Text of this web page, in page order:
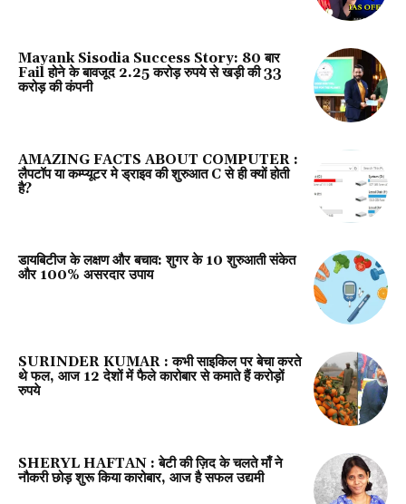
Mayank Sisodia Success Story: 80 बार
Fail होने के बावजूद 2.25 करोड़ रुपये से खड़ी की ₹33
करोड़ की कंपनी
AMAZING FACTS ABOUT COMPUTER :
लैपटॉप या कम्‍प्‍यूटर मे ड्राइव की शुरुआत C से ही क्‍यों होती
है?
डायबिटीज के लक्षण और बचाव: शुगर के 10 शुरुआती संकेत
और 100% असरदार उपाय
SURINDER KUMAR : कभी साइकिल पर बेचा करते
थे फल, आज 12 देशों में फैले कारोबार से कमाते हैं करोड़ों
रुपये
SHERYL HAFTAN : बेटी की ज़िद के चलते माँ ने
नौकरी छोड़ शुरू किया कारोबार, आज है सफल उद्यमी